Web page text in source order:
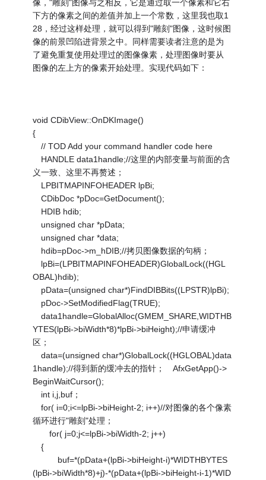
像，"雕刻"图像与之相反，它是通过取一个像素和它右
下方的像素之间的差值并加上一个常数，这里我也取1
28，经过这样处理，就可以得到"雕刻"图像，这时候图
像的前景凹陷进背景之中。同样需要读者注意的是为
了避免重复使用处理过的图像像素，处理图像时要从
图像的左上方的像素开始处理。实现代码如下：
void CDibView::OnDKImage()
{
// TOD Add your command handler code here
HANDLE data1handle;//这里的内部变量与前面的含
义一致、这里不再赘述；
LPBITMAPINFOHEADER lpBi;
CDibDoc *pDoc=GetDocument();
HDIB hdib;
unsigned char *pData;
unsigned char *data;
hdib=pDoc->m_hDIB;//拷贝图像数据的句柄；
lpBi=(LPBITMAPINFOHEADER)GlobalLock((HGL
OBAL)hdib);
pData=(unsigned char*)FindDIBBits((LPSTR)lpBi);
pDoc->SetModifiedFlag(TRUE);
data1handle=GlobalAlloc(GMEM_SHARE,WIDTHB
YTES(lpBi->biWidth*8)*lpBi->biHeight);//申请缓冲
区；
data=(unsigned char*)GlobalLock((HGLOBAL)data
1handle);//得到新的缓冲去的指针； AfxGetApp()->
BeginWaitCursor();
int i,j,buf；
for( i=0;i<=lpBi->biHeight-2; i++)//对图像的各个像素
循环进行"雕刻"处理；
for( j=0;j<=lpBi->biWidth-2; j++)
{
buf=*(pData+(lpBi->biHeight-i)*WIDTHBYTES
(lpBi->biWidth*8)+j)-*(pData+(lpBi->biHeight-i-1)*WID